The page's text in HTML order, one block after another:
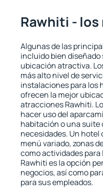
Rawhiti -
Algunas de las
incluido bien diseñado
ubicación atractiva.
más alto nivel de
instalaciones para los
ofrecen la mejor
atracciones Rawhiti.
hacer uso del
habitación o una suite
necesidades. Un
menú variado, zonas
como actividades
Rawhiti es la opción
negocios, así como
para sus empleados.